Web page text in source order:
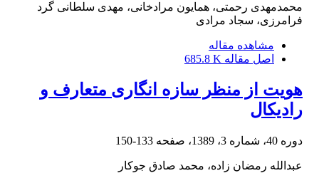
محمدمهدی رحمتی، همایون مرادخانی، مهدی سلطانی گرد
فرامرزی، سجاد مرادی
مشاهده مقاله
اصل مقاله 685.8 K
هویت از منظر سازه انگاری متعارف و
رادیکال
دوره 40، شماره 3، 1389، صفحه 133-150
عبدالله رمضان زاده، محمد صادق جوکار